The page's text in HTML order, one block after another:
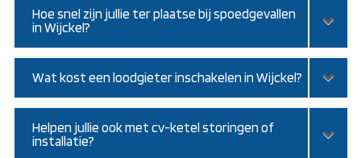
Hoe snel zijn jullie ter plaatse bij spoedgevallen
in Wijckel?
Wat kost een loodgieter inschakelen in Wijckel?
Helpen jullie ook met cv-ketel storingen of
installatie?